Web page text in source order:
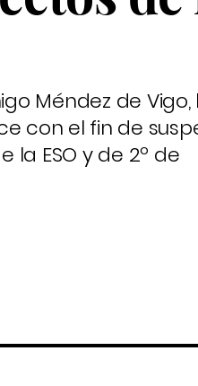
Méndez de Vigo,
con el fin de
ESO y de 2º de